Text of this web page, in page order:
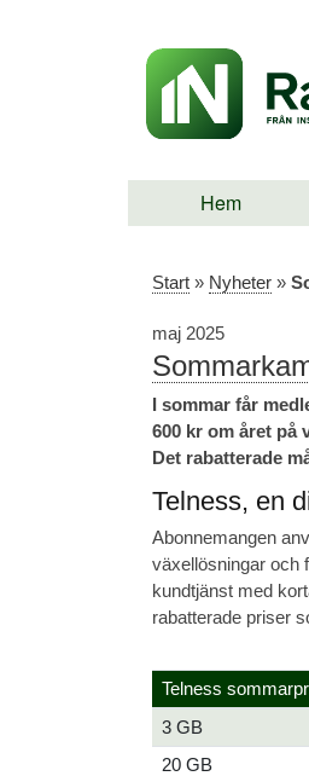
Hem
Start » Nyheter »
maj 2025
I sommar får
600 kr om året på
Det rabatterade
Telness, en
Abonnemangen
växellösningar och
kundtjänst med
rabatterade priser
Telness
3 GB
20 GB